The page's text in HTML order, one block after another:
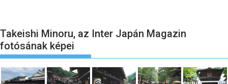
Takeishi Minoru, az Inter Japán Magazin
fotósának képei